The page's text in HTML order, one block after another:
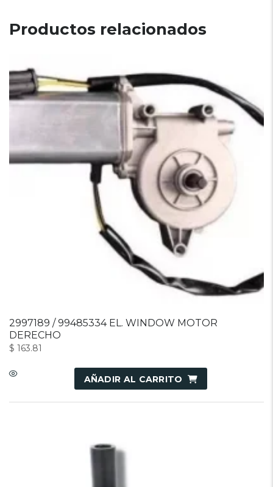
Productos relacionados
2997189 / 99485334 EL. WINDOW MOTOR
DERECHO
$ 163.81
AÑADIR AL CARRITO